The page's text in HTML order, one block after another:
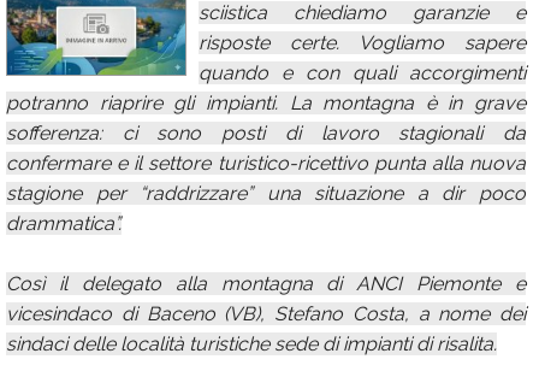
Calendario
Annunci
sciistica chiediamo garanzie e
risposte certe. Vogliamo sapere
quando e con quali accorgimenti
potranno riaprire gli impianti. La montagna è in grave
sofferenza: ci sono posti di lavoro stagionali da
confermare e il settore turistico-ricettivo punta alla nuova
stagione per “raddrizzare” una situazione a dir poco
drammatica”.
Così il delegato alla montagna di ANCI Piemonte e
vicesindaco di Baceno (VB), Stefano Costa, a nome dei
sindaci delle località turistiche sede di impianti di risalita.